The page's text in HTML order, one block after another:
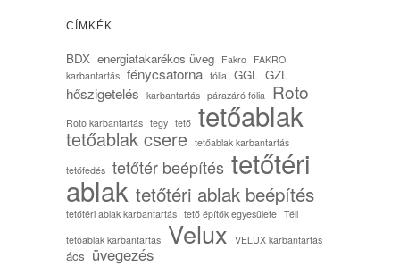
CÍMKÉK
BDX energiatakarékos üveg Fakro FAKRO
karbantartás fénycsatorna fólia GGL GZL
hőszigetelés karbantartás párazáró fólia Roto
Roto karbantartás tegy tető tetőablak
tetőablak csere tetőablak karbantartás
tetőfedés tetőtér beépítés tetőtéri
ablak tetőtéri ablak beépítés
tetőtéri ablak karbantartás tető építők egyesülete Téli
tetőablak karbantartás Velux VELUX karbantartás
ács üvegezés